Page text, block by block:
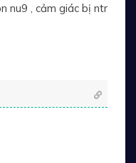
nu9 , cảm giác bị ntr